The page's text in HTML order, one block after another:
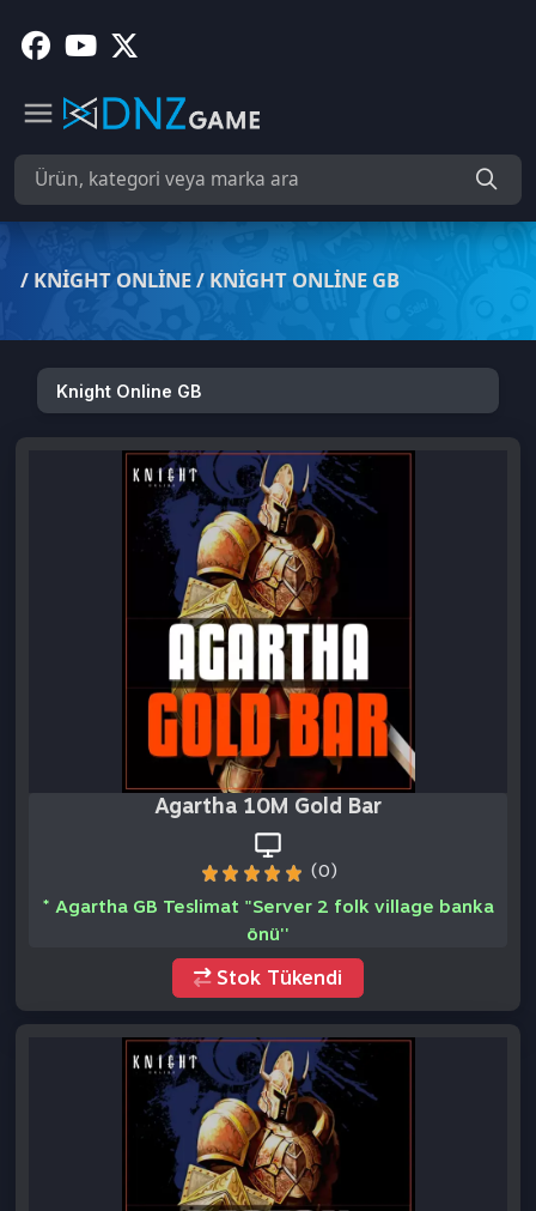
KNIGHT ONLINE KNIGHT ONLINE GB
Agartha 10M Gold Bar
(0)
* Agartha GB Teslimat "Server 2 folk village banka
önü''
Stok Tükendi